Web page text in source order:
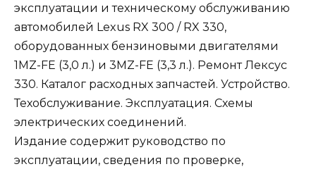
эксплуатации и техническому обслуживанию
автомобилей Lexus RX 300 / RX 330,
оборудованных бензиновыми двигателями
1MZ-FE (3,0 л.) и 3MZ-FE (3,3 л.). Ремонт Лексус
330. Каталог расходных запчастей. Устройство.
Техобслуживание. Эксплуатация. Схемы
электрических соединений.
Издание содержит руководство по
эксплуатации, сведения по проверке,